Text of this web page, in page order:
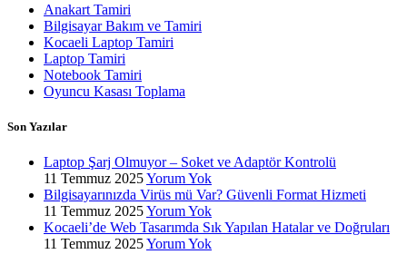
Anakart Tamiri
Bilgisayar Bakım ve Tamiri
Kocaeli Laptop Tamiri
Laptop Tamiri
Notebook Tamiri
Oyuncu Kasası Toplama
Son Yazılar
Laptop Şarj Olmuyor – Soket ve Adaptör Kontrolü
11 Temmuz 2025Yorum Yok
Bilgisayarınızda Virüs mü Var? Güvenli Format Hizmeti
11 Temmuz 2025Yorum Yok
Kocaeli’de Web Tasarımda Sık Yapılan Hatalar ve Doğruları
11 Temmuz 2025Yorum Yok